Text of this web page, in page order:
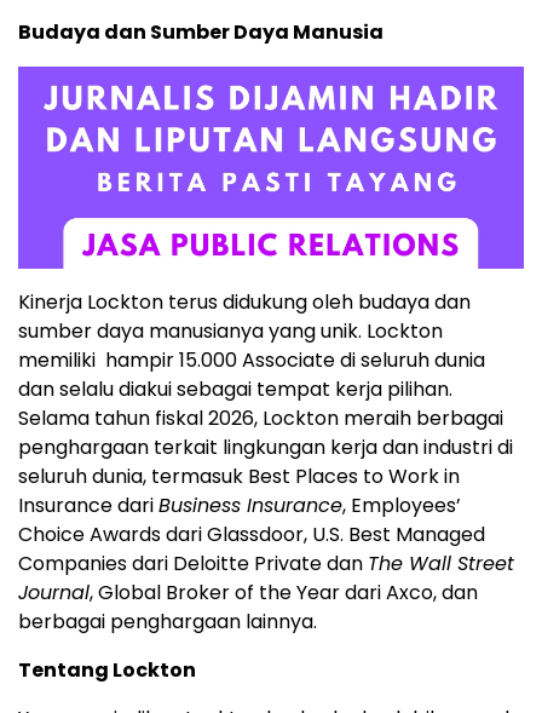
Budaya dan Sumber Daya Manusia
Kinerja Lockton terus didukung oleh budaya dan
sumber daya manusianya yang unik. Lockton
memiliki hampir 15.000 Associate di seluruh dunia
dan selalu diakui sebagai tempat kerja pilihan.
Selama tahun fiskal 2026, Lockton meraih berbagai
penghargaan terkait lingkungan kerja dan industri di
seluruh dunia, termasuk Best Places to Work in
Insurance dariBusiness Insurance, Employees’
Choice Awards dari Glassdoor, U.S. Best Managed
Companies dari Deloitte Private dan The Wall Street
Journal, Global Broker of the Year dari Axco, dan
berbagai penghargaan lainnya.
Tentang Lockton